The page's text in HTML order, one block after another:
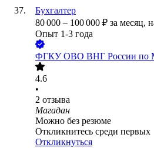
Бухгалтер
80 000 – 100 000 ₽ за месяц,
Опыт 1-3 года
ФГКУ ОВО ВНГ России по
4.6
•
2 отзыва
Магадан
Можно без резюме
Откликнитесь среди первых
Откликнуться